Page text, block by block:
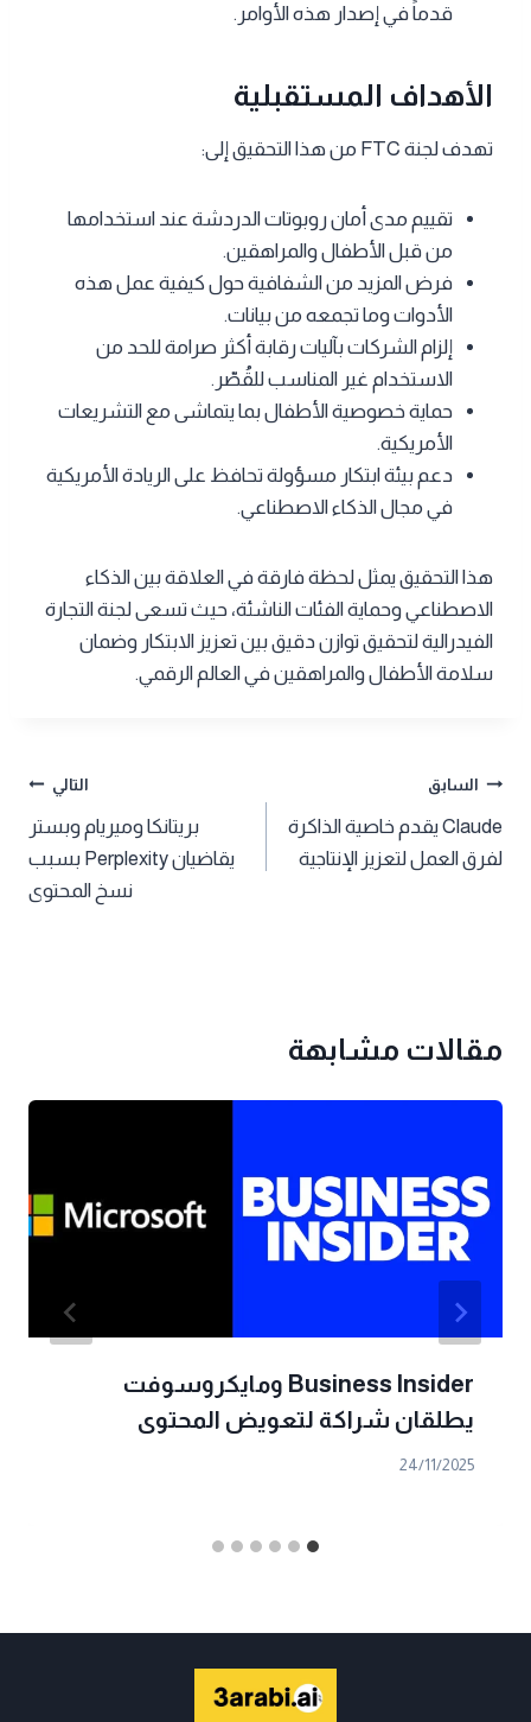
قدماً في إصدار هذه الأوامر.
الأهداف المستقبلية
تهدف لجنة FTC من هذا التحقيق إلى:
تقييم مدى أمان روبوتات الدردشة عند استخدامها
من قبل الأطفال والمراهقين.
فرض المزيد من الشفافية حول كيفية عمل هذه
الأدوات وما تجمعه من بيانات.
إلزام الشركات بآليات رقابة أكثر صرامة للحد من
الاستخدام غير المناسب للقُصّر.
حماية خصوصية الأطفال بما يتماشى مع التشريعات
الأمريكية.
دعم بيئة ابتكار مسؤولة تحافظ على الريادة الأمريكية
في مجال الذكاء الاصطناعي.
هذا التحقيق يمثل لحظة فارقة في العلاقة بين الذكاء
الاصطناعي وحماية الفئات الناشئة، حيث تسعى لجنة التجارة
الفيدرالية لتحقيق توازن دقيق بين تعزيز الابتكار وضمان
سلامة الأطفال والمراهقين في العالم الرقمي.
تصفّح
المقالات
السابق
Claude يقدم خاصية الذاكرة
لفرق العمل لتعزيز الإنتاجية
التالي
بريتانكا وميريام وبستر
يقاضيان Perplexity بسبب
نسخ المحتوى
مقالات مشابهة
Business Insider ومايكروسوفت
يطلقان شراكة لتعويض المحتوى
24/11/2025